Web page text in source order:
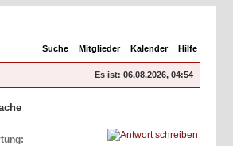
Suche Mitglieder Kalender Hilfe
Es ist: 06.08.2026, 04:54